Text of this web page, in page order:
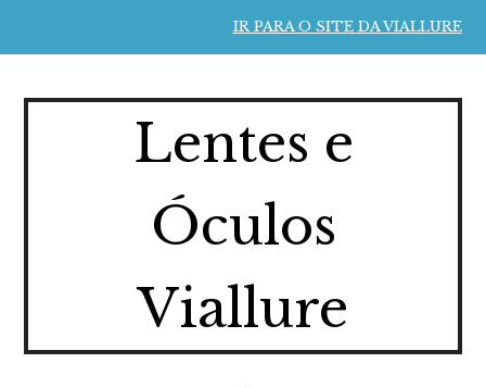
IR PARA O SITE DA VIALLURE
Lentes e
Óculos
Viallure